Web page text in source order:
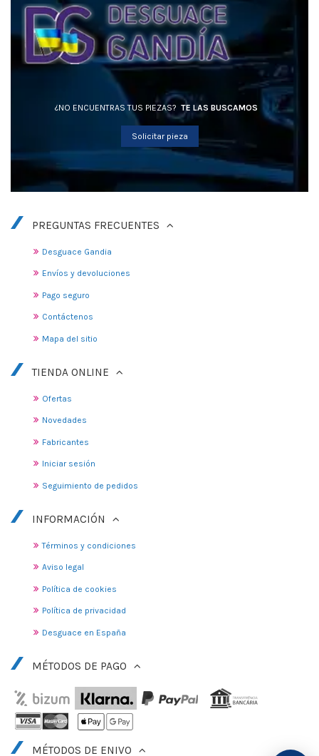
¿NO ENCUENTRAS TUS PIEZAS? TE LAS BUSCAMOS
Solicitar pieza
PREGUNTAS FRECUENTES
Desguace Gandia
Envíos y devoluciones
Pago seguro
Contáctenos
Mapa del sitio
TIENDA ONLINE
Ofertas
Novedades
Fabricantes
Iniciar sesión
Seguimiento de pedidos
INFORMACIÓN
Términos y condiciones
Aviso legal
Política de cookies
Política de privacidad
Desguace en España
MÉTODOS DE PAGO
MÉTODOS DE ENIVO